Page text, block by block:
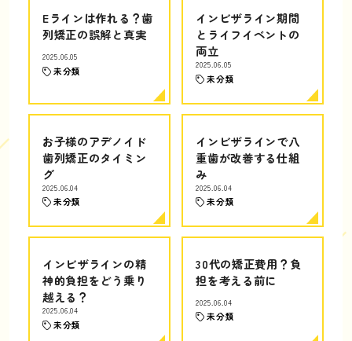
Eラインは作れる？歯
列矯正の誤解と真実
2025.06.05
未分類
インビザライン期間
とライフイベントの
両立
2025.06.05
未分類
お子様のアデノイド
歯列矯正のタイミン
グ
2025.06.04
未分類
インビザラインで八
重歯が改善する仕組
み
2025.06.04
未分類
インビザラインの精
神的負担をどう乗り
越える？
2025.06.04
未分類
30代の矯正費用？負
担を考える前に
2025.06.04
未分類